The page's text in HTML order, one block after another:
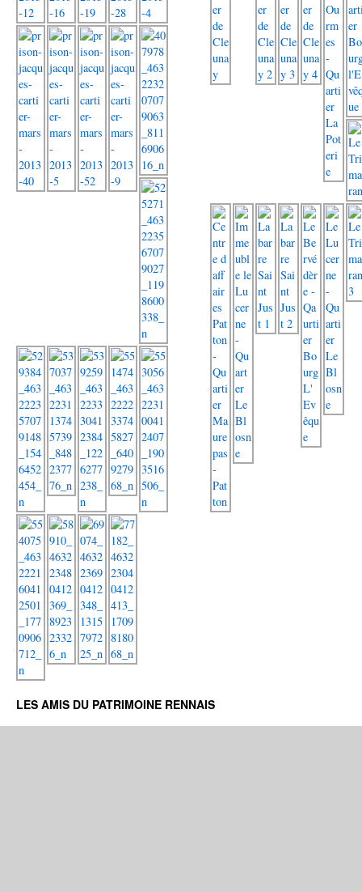
LES AMIS DU PATRIMOINE RENNAIS